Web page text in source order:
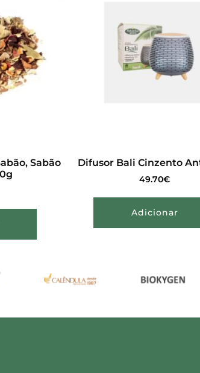
Sabão
Difusor Bali Cinzento
49.70€
Adicionar